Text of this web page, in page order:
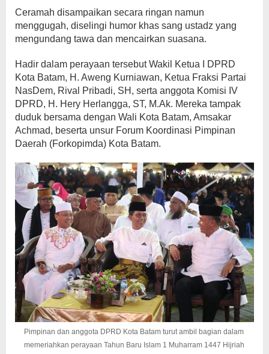
Ceramah disampaikan secara ringan namun
menggugah, diselingi humor khas sang ustadz yang
mengundang tawa dan mencairkan suasana.
Hadir dalam perayaan tersebut Wakil Ketua I DPRD
Kota Batam, H. Aweng Kurniawan, Ketua Fraksi Partai
NasDem, Rival Pribadi, SH, serta anggota Komisi IV
DPRD, H. Hery Herlangga, ST, M.Ak. Mereka tampak
duduk bersama dengan Wali Kota Batam, Amsakar
Achmad, beserta unsur Forum Koordinasi Pimpinan
Daerah (Forkopimda) Kota Batam.
Pimpinan dan anggota DPRD Kota Batam turut ambil bagian dalam
memeriahkan perayaan Tahun Baru Islam 1 Muharram 1447 Hijriah